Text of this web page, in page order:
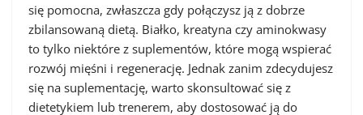
się pomocna, zwłaszcza gdy połączysz ją z dobrze
zbilansowaną dietą. Białko, kreatyna czy aminokwasy
to tylko niektóre z suplementów, które mogą wspierać
rozwój mięśni i regenerację. Jednak zanim zdecydujesz
się na suplementację, warto skonsultować się z
dietetykiem lub trenerem, aby dostosować ją do